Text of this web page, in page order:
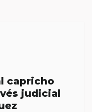
capricho
judicial